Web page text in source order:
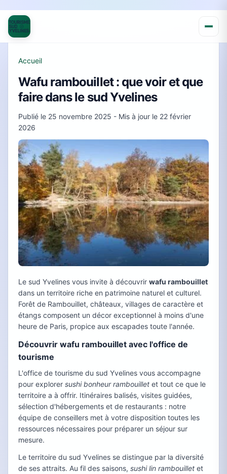
Accueil
Wafu rambouillet : que voir et que
faire dans le sud Yvelines
Publié le 25 novembre 2025 - Mis à jour le 22 février
2026
Le sud Yvelines vous invite à découvrir wafu rambouillet
dans un territoire riche en patrimoine naturel et culturel.
Forêt de Rambouillet, châteaux, villages de caractère et
étangs composent un décor exceptionnel à moins d'une
heure de Paris, propice aux escapades toute l'année.
Découvrir wafu rambouillet avec l'office de
tourisme
L'office de tourisme du sud Yvelines vous accompagne
pour explorer sushi bonheur rambouillet et tout ce que le
territoire a à offrir. Itinéraires balisés, visites guidées,
sélection d'hébergements et de restaurants : notre
équipe de conseillers met à votre disposition toutes les
ressources nécessaires pour préparer un séjour sur
mesure.
Le territoire du sud Yvelines se distingue par la diversité
de ses attraits. Au fil des saisons, sushi lin rambouillet et